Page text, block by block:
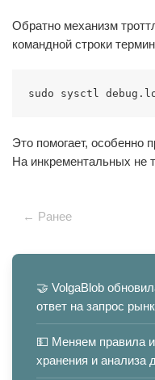
Обратно механизм
командной строки
sudo sysctl
Это помогает, особенно
На инкрементальных не
← Ранее
🤝 VolgaBlob
ответ на запрос
💵 Меняем правила
хранения и анализа